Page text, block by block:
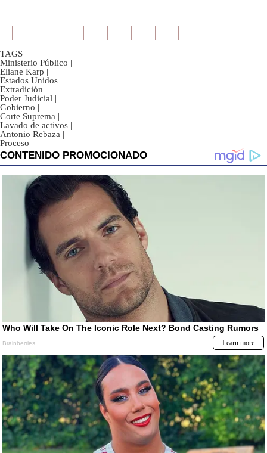
TAGS
Ministerio Público |
Eliane Karp |
Estados Unidos |
Extradición |
Poder Judicial |
Gobierno |
Corte Suprema |
Lavado de activos |
Antonio Rebaza |
Proceso